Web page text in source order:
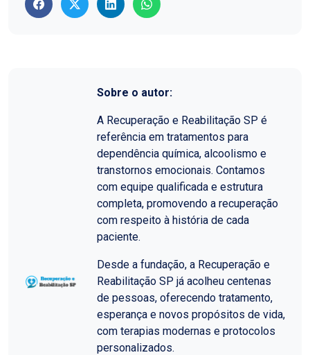
Sobre o autor:
A Recuperação e Reabilitação SP é
referência em tratamentos para
dependência química, alcoolismo e
transtornos emocionais. Contamos
com equipe qualificada e estrutura
completa, promovendo a recuperação
com respeito à história de cada
paciente.
Desde a fundação, a Recuperação e
Reabilitação SP já acolheu centenas
de pessoas, oferecendo tratamento,
esperança e novos propósitos de vida,
com terapias modernas e protocolos
personalizados.